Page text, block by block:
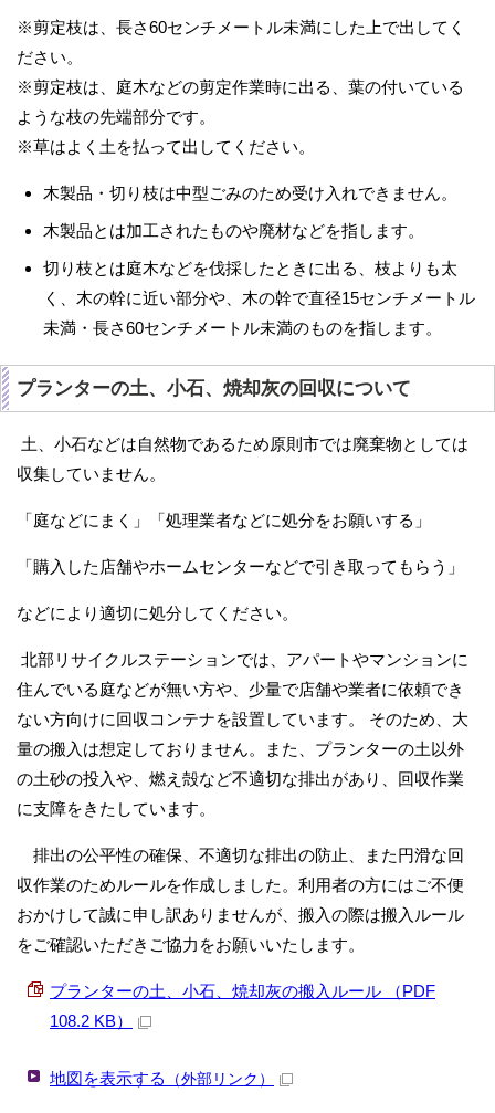
※剪定枝は、長さ60センチメートル未満にした上で出してく
ださい。
※剪定枝は、庭木などの剪定作業時に出る、葉の付いている
ような枝の先端部分です。
※草はよく土を払って出してください。
木製品・切り枝は中型ごみのため受け入れできません。
木製品とは加工されたものや廃材などを指します。
切り枝とは庭木などを伐採したときに出る、枝よりも太
く、木の幹に近い部分や、木の幹で直径15センチメートル
未満・長さ60センチメートル未満のものを指します。
プランターの土、小石、焼却灰の回収について
土、小石などは自然物であるため原則市では廃棄物としては
収集していません。
「庭などにまく」「処理業者などに処分をお願いする」
「購入した店舗やホームセンターなどで引き取ってもらう」
などにより適切に処分してください。
北部リサイクルステーションでは、アパートやマンションに
住んでいる庭などが無い方や、少量で店舗や業者に依頼でき
ない方向けに回収コンテナを設置しています。 そのため、大
量の搬入は想定しておりません。また、プランターの土以外
の土砂の投入や、燃え殻など不適切な排出があり、回収作業
に支障をきたしています。
排出の公平性の確保、不適切な排出の防止、また円滑な回
収作業のためルールを作成しました。利用者の方にはご不便
おかけして誠に申し訳ありませんが、搬入の際は搬入ルール
をご確認いただきご協力をお願いいたします。
プランターの土、小石、焼却灰の搬入ルール （PDF
108.2 KB）
地図を表示する （外部リンク）